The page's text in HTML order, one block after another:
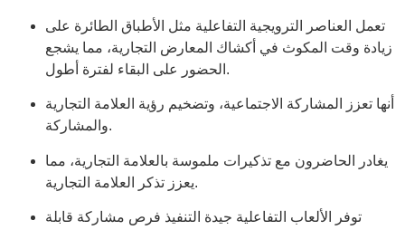
تعمل العناصر الترويجية التفاعلية مثل الأطباق الطائرة على
زيادة وقت المكوث في أكشاك المعارض التجارية، مما يشجع
الحضور على البقاء لفترة أطول.
أنها تعزز المشاركة الاجتماعية، وتضخيم رؤية العلامة التجارية
والمشاركة.
يغادر الحاضرون مع تذكيرات ملموسة بالعلامة التجارية، مما
يعزز تذكر العلامة التجارية.
توفر الألعاب التفاعلية جيدة التنفيذ فرص مشاركة قابلة